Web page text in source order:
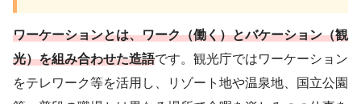
ワーケーションとは、ワーク（働く）とバケーション（観
光）を組み合わせた造語です。観光庁ではワーケーション
をテレワーク等を活用し、リゾート地や温泉地、国立公園